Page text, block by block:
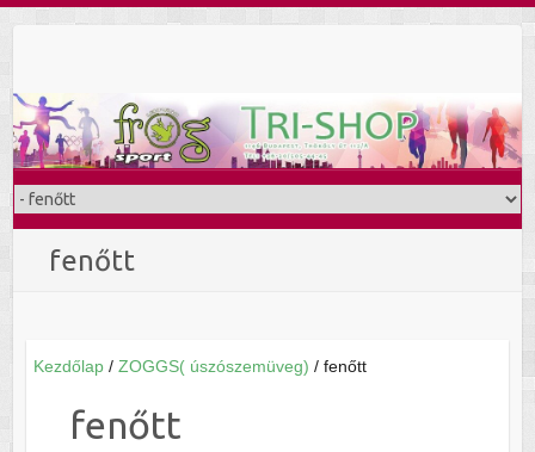
fenőtt
Kezdőlap/ ZOGGS( úszószemüveg) / fenőtt
fenőtt